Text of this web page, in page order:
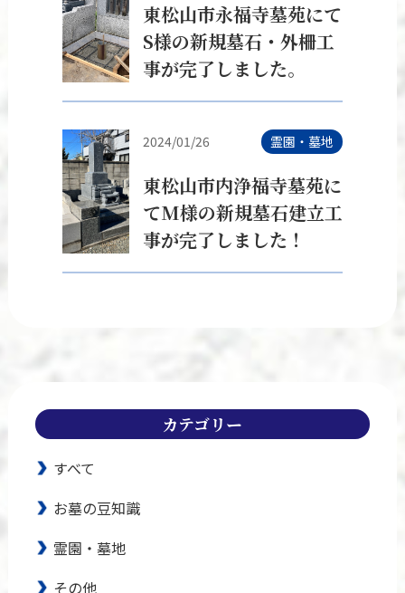
東松山市永福寺墓苑にて
S様の新規墓石・外柵工
事が完了しました。
2024/01/26 霊園・墓地
東松山市内浄福寺墓苑に
てM様の新規墓石建立工
事が完了しました！
カテゴリー
すべて
お墓の豆知識
霊園・墓地
その他